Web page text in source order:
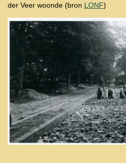
der Veer woonde (bron LONF)